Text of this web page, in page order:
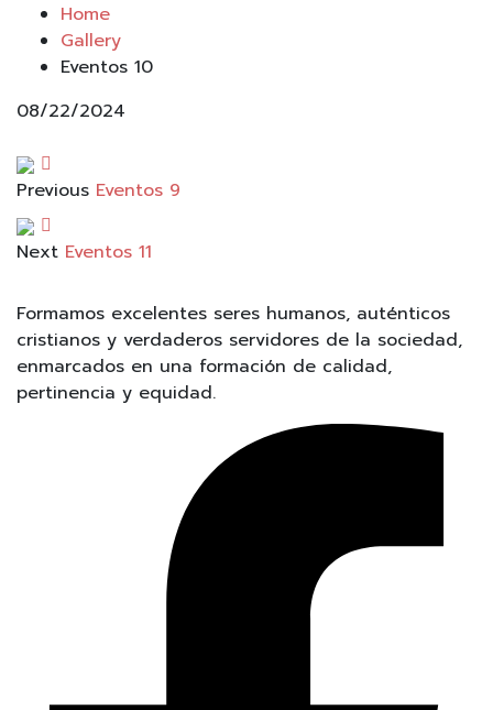
Home
Gallery
Eventos 10
08/22/2024
Previous Eventos 9
Next Eventos 11
Formamos excelentes seres humanos, auténticos
cristianos y verdaderos servidores de la sociedad,
enmarcados en una formación de calidad,
pertinencia y equidad.